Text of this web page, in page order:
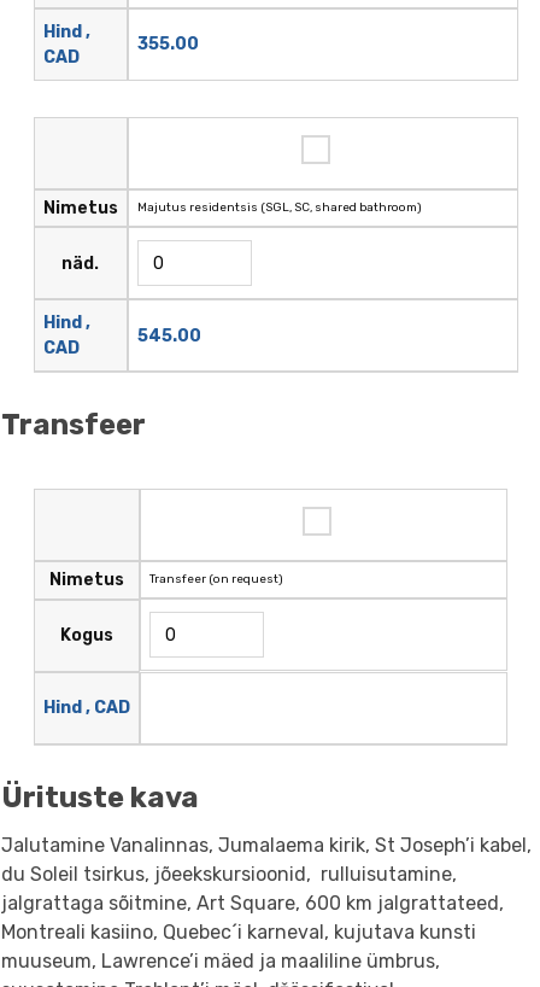
Hind ,
CAD
355.00
Nimetus
näd.
Hind ,
CAD
Majutus residentsis (SGL, SC, shared bathroom)
545.00
Transfeer
Nimetus
Kogus
Hind , CAD
Transfeer (on request)
Ürituste kava
Jalutamine Vanalinnas, Jumalaema kirik, St Joseph’i kabel,
du Soleil tsirkus, jõeekskursioonid, rulluisutamine,
jalgrattaga sõitmine, Art Square, 600 km jalgrattateed,
Montreali kasiino, Quebec´i karneval, kujutava kunsti
muuseum, Lawrence’i mäed ja maaliline ümbrus,